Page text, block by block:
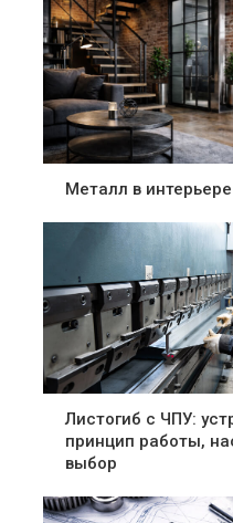
Металл в интерьере
Листогиб с ЧПУ:
принцип работы,
выбор